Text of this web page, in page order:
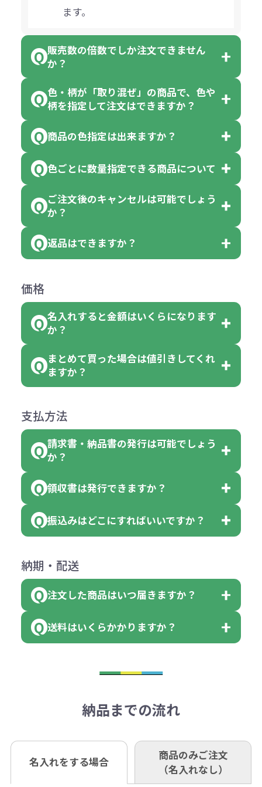
ます。
販売数の倍数でしか注文できません
か？
一部商品（※）を除き、注文可能数
です。
ります。
【例】注文可能数が100個の場合
は、100個以上でしたら、何個でも
可能です。
色・柄が「取り混ぜ」の商品で、色や
柄を指定して注文はできますか？
「色・柄 取り混ぜ」のラベルがつい
ている商品は、色指定不可となって
ん。
但し、ロゴなど名入れ印刷をされる
費用）
商品の色指定は出来ますか？
色指定できる商品もございますが商
品の詳細に「色・柄 取り混ぜ」のラ
ベルや商品画像に「〇色取混ぜ」な
れ等分で100個ずつ入って参ります。
（割り切れない場合は数個単位で前
後する場合もございます）
色指定できる商品に付きましては商
品詳細の購入の所で色が選べるよう
になっております。
色ごとに数量指定できる商品について
「選べる本体色」のラベルが付いて
す。
い。
例えば…
クエアトート」を300個注文した場
クエアトート」は10個単位でしたら
色を指定出来るので、ピンクを100
個、ブルーを90個、イエローを110
【色指定の仕方】
に必要な個数を入力ください。
※10個単位など購入できる単位が決
はまらない数を入力すると、アラー
アラートに従って数を調整してくだ
ご注文後のキャンセルは可能でしょう
か？
お客様都合でのキャンセルは、制作
がございます。
ご注文の際は、十分にご確認・ご検
返品はできますか？
めご了承ください。
ただし下記の場合は承っております
●初期不良または不良品（破損、故
障）の場合
合
●名入れ、オリジナルの内容が異な
っていた場合
または返金にて対応させていただき
ます。
その際不良品については送料着払い
ください。
（商品の状態により、対応が変わる
※不良商品をご返却いただけない場
います。あらかじめご了承くださ
※不良商品は商品到着後7営業日以
お問合せ先
価格
名入れすると金額はいくらになります
か？
名入れありの場合の代金の計算方法
は下記の通りです。
計算例：
＜1色印刷の場合＞
（提供価格（商品代）+名入れ費用
（印刷代））×枚数+製版代
（提供価格（商品代）+名入れ費用
×色数
※例えば2色印刷の場合には、名入
れ費用が2倍、製版代が2倍必要で
す。
相談下さい。
なお、印刷代はボリュームディスカ
同じ版で多くの数量を印刷すると、1
個当たりの印刷代単価がお安くなり
まとめて買った場合は値引きしてくれ
ますか？
商品によりますが、お見積もりさせ
ていただきます。
見積もりサポートから個別でお問い
支払方法
請求書・納品書の発行は可能でしょう
か？
会員様はマイページより各種帳票の
ダウンロードが可能です。
詳しくはこちらはご確認ください。
領収書のダウンロード
領収書は発行できますか？
会員様はマイページより各種帳票の
詳しくはこちらはご確認ください。
振込みはどこにすればいいですか？
下記口座にお願いします。
■三菱UFJ銀行
小田井支店（おたいしてん）
■ゆうちょ銀行（振替口座）
口座名 株式会社モノベーション
※振り込み手数料はお客さま負担と
なりますのでご注意ください。
納期・配送
注文した商品はいつ届きますか？
既製品の場合、ご入金確認後3営業
ご入金確認後約3週間となります。
定しているものもあります。
あれば、午前中までにご注文とご入
金いただければ翌日着でお送りする
送料はいくらかかりますか？
き別途申し受けます。
も複数ヶ所への納品の場合、別途送
料頂戴する場合がございます。
納品までの流れ
名入れをする場合
商品のみご注文
（名入れなし）